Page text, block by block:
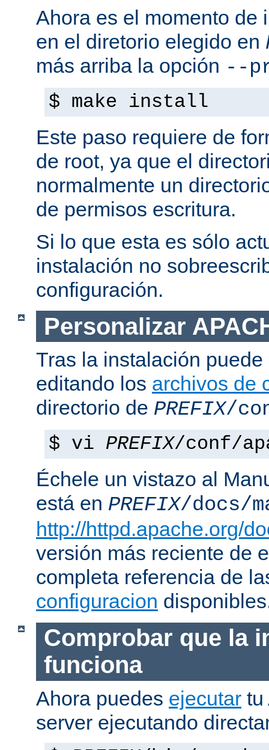
Ahora es el momento de
en el diretorio elegido en
más arriba la opción --
$ make install
Este paso requiere de
de root, ya que el
normalmente un
de permisos escritura.
Si lo que esta es sólo
instalación no
configuración.
Personalizar
Tras la instalación
editando los archivos de
directorio de PREFIX/
$ vi PREFIX/conf/
Échele un vistazo al
está en PREFIX/docs/
http://httpd.apache.org/
versión más reciente de
completa referencia de
configuracion
Comprobar que la
funciona
Ahora puedes ejecutar tu
server ejecutando